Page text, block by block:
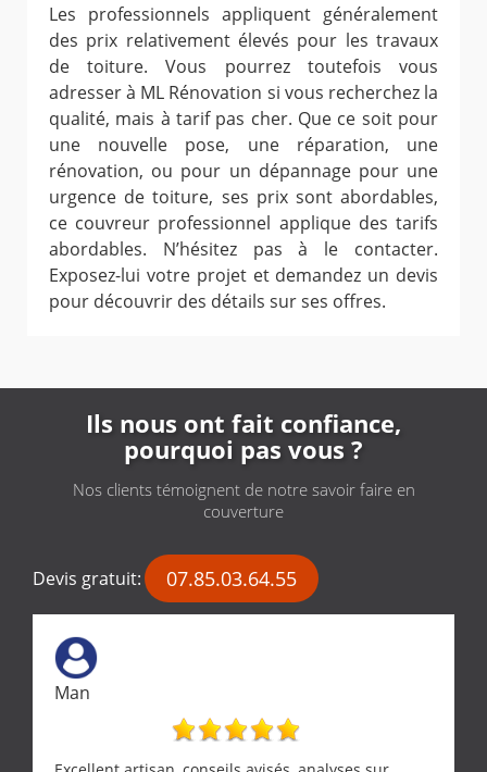
Les professionnels appliquent généralement
des prix relativement élevés pour les travaux
de toiture. Vous pourrez toutefois vous
adresser à ML Rénovation si vous recherchez la
qualité, mais à tarif pas cher. Que ce soit pour
une nouvelle pose, une réparation, une
rénovation, ou pour un dépannage pour une
urgence de toiture, ses prix sont abordables,
ce couvreur professionnel applique des tarifs
abordables. N’hésitez pas à le contacter.
Exposez-lui votre projet et demandez un devis
pour découvrir des détails sur ses offres.
Ils nous ont fait confiance,
pourquoi pas vous ?
Nos clients témoignent de notre savoir faire en
couverture
Devis gratuit: 07.85.03.64.55
Man